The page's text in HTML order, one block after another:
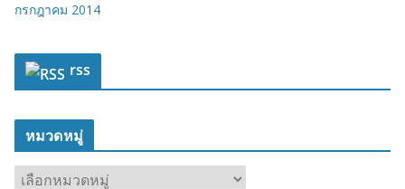
กรกฎาคม 2014
rss
หมวดหมู่